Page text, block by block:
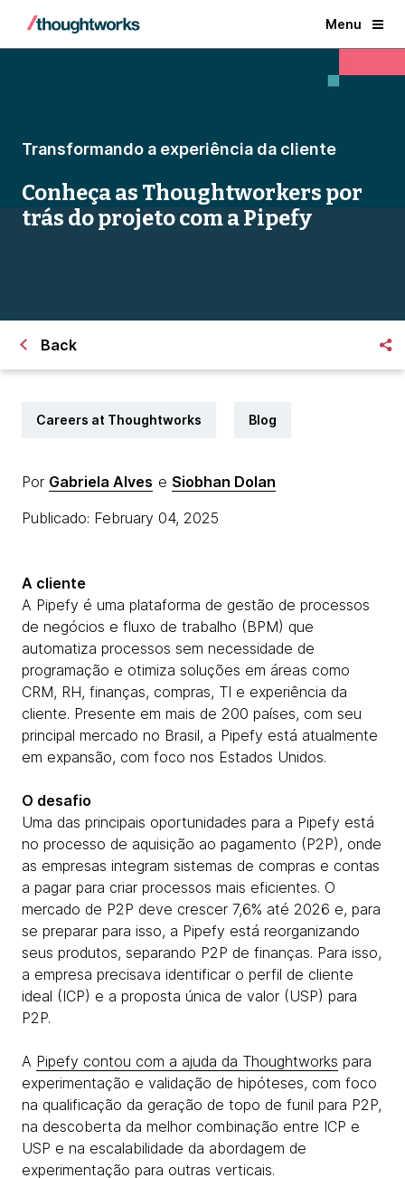
Menu
Transformando a experiência da cliente
Conheça as Thoughtworkers por
trás do projeto com a Pipefy
Back
Careers at Thoughtworks Blog
Por Gabriela Alves e Siobhan Dolan
Publicado: February 04, 2025
A cliente
A Pipefy é uma plataforma de gestão de processos
de negócios e fluxo de trabalho (BPM) que
automatiza processos sem necessidade de
programação e otimiza soluções em áreas como
CRM, RH, finanças, compras, TI e experiência da
cliente. Presente em mais de 200 países, com seu
principal mercado no Brasil, a Pipefy está atualmente
em expansão, com foco nos Estados Unidos.
O desafio
Uma das principais oportunidades para a Pipefy está
no processo de aquisição ao pagamento (P2P), onde
as empresas integram sistemas de compras e contas
a pagar para criar processos mais eficientes. O
mercado de P2P deve crescer 7,6% até 2026 e, para
se preparar para isso, a Pipefy está reorganizando
seus produtos, separando P2P de finanças. Para isso,
a empresa precisava identificar o perfil de cliente
ideal (ICP) e a proposta única de valor (USP) para
P2P.
A Pipefy contou com a ajuda da Thoughtworks para
experimentação e validação de hipóteses, com foco
na qualificação da geração de topo de funil para P2P,
na descoberta da melhor combinação entre ICP e
USP e na escalabilidade da abordagem de
experimentação para outras verticais.